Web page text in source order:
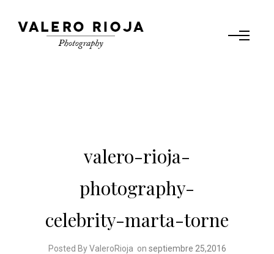
valero-rioja-
photography-
celebrity-marta-torne
Posted By ValeroRioja on septiembre 25,2016